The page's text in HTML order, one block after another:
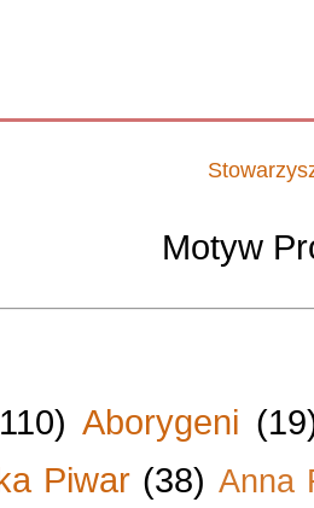
Motyw
Aborygeni
Piwar (38) Anna